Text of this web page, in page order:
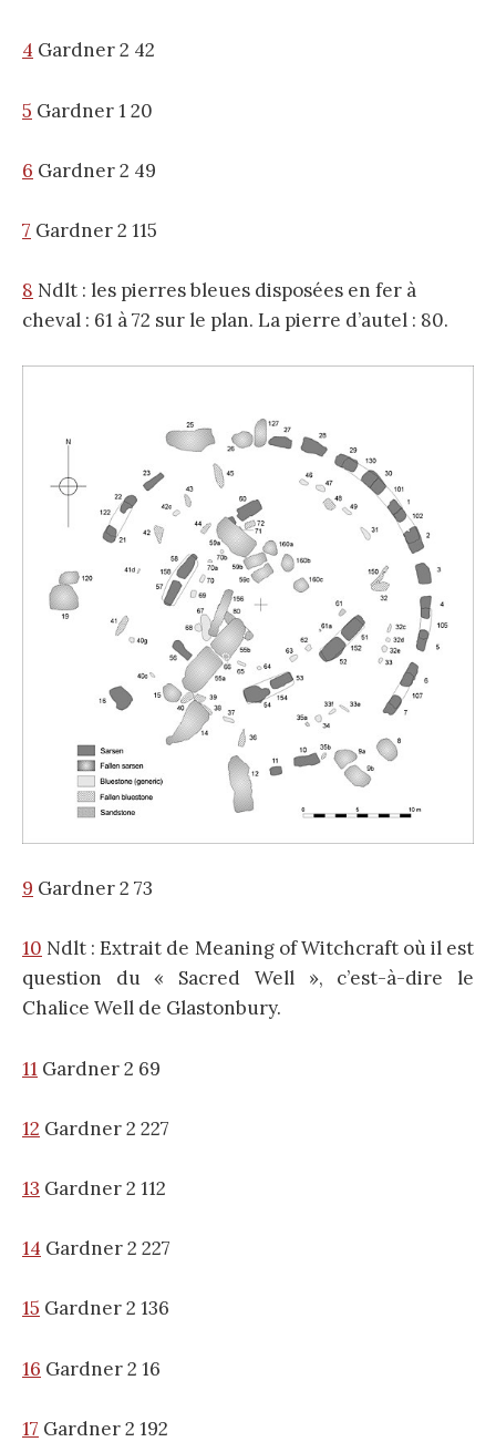
4 Gardner 2 42
5 Gardner 1 20
6 Gardner 2 49
7 Gardner 2 115
8 Ndlt : les pierres bleues disposées en fer à
cheval : 61 à 72 sur le plan. La pierre d’autel : 80.
9 Gardner 2 73
10 Ndlt : Extrait de Meaning of Witchcraft où il est
question du « Sacred Well », c’est-à-dire le
Chalice Well de Glastonbury.
11 Gardner 2 69
12 Gardner 2 227
13 Gardner 2 112
14 Gardner 2 227
15 Gardner 2 136
16 Gardner 2 16
17 Gardner 2 192